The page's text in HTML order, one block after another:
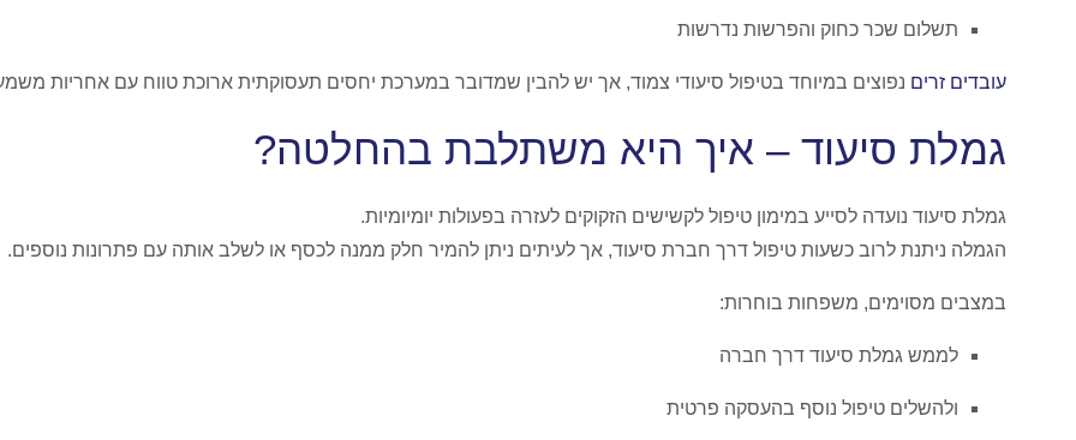
תשלום שכר כחוק והפרשות נדרשות
עובדים זרים נפוצים במיוחד בטיפול סיעודי צמוד, אך יש להבין שמדובר במערכת יחסים תעסוקתית ארוכת טווח עם אחריות
גמלת סיעוד – איך היא משתלבת בהחלטה?
גמלת סיעוד נועדה לסייע במימון טיפול לקשישים הזקוקים לעזרה בפעולות יומיומיות.
הגמלה ניתנת לרוב כשעות טיפול דרך חברת סיעוד, אך לעיתים ניתן להמיר חלק ממנה לכסף או לשלב אותה עם פתרונות נוספים.
במצבים מסוימים, משפחות בוחרות:
לממש גמלת סיעוד דרך חברה
ולהשלים טיפול נוסף בהעסקה פרטית